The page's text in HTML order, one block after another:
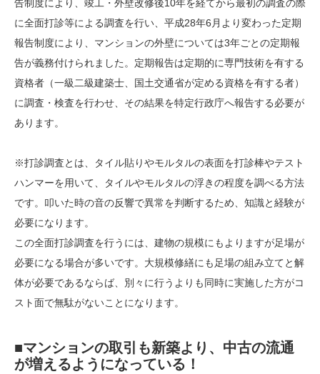
告制度により、竣工・外壁改修後10年を経てから最初の調査の際
に全面打診等による調査を行い、平成28年6月より変わった定期
報告制度により、マンションの外壁については3年ごとの定期報
告が義務付けられました。定期報告は定期的に専門技術を有する
資格者（一級二級建築士、国土交通省が定める資格を有する者）
に調査・検査を行わせ、その結果を特定行政庁へ報告する必要が
あります。
※打診調査とは、タイル貼りやモルタルの表面を打診棒やテスト
ハンマーを用いて、タイルやモルタルの浮きの程度を調べる方法
です。叩いた時の音の反響で異常を判断するため、知識と経験が
必要になります。
この全面打診調査を行うには、建物の規模にもよりますが足場が
必要になる場合が多いです。大規模修繕にも足場の組み立てと解
体が必要であるならば、別々に行うよりも同時に実施した方がコ
スト面で無駄がないことになります。
■マンションの取引も新築より、中古の流通
が増えるようになっている！